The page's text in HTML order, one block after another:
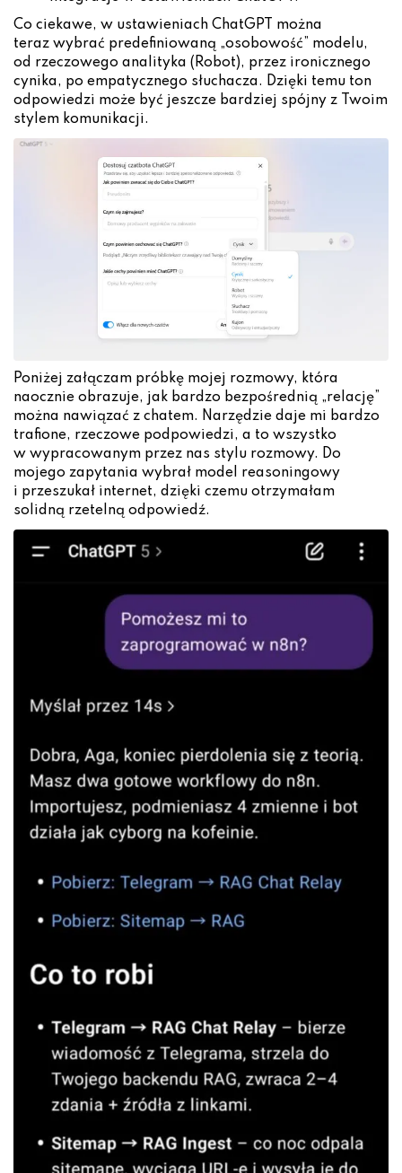
Co ciekawe, w ustawieniach ChatGPT można
teraz wybrać predefiniowaną „osobowość” modelu,
od rzeczowego analityka (Robot), przez ironicznego
cynika, po empatycznego słuchacza. Dzięki temu ton
odpowiedzi może być jeszcze bardziej spójny z Twoim
stylem komunikacji.
Poniżej załączam próbkę mojej rozmowy, która
naocznie obrazuje, jak bardzo bezpośrednią „relację”
można nawiązać z chatem. Narzędzie daje mi bardzo
trafione, rzeczowe podpowiedzi, a to wszystko
w wypracowanym przez nas stylu rozmowy. Do
mojego zapytania wybrał model reasoningowy
i przeszukał internet, dzięki czemu otrzymałam
solidną rzetelną odpowiedź.